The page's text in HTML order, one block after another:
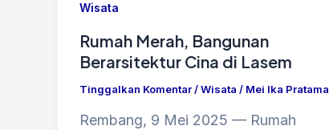
Wisata
Rumah Merah, Bangunan
Berarsitektur Cina di Lasem
Tinggalkan Komentar/Wisata / Mei Ika Pratama
Rembang, 9 Mei 2025 — Rumah